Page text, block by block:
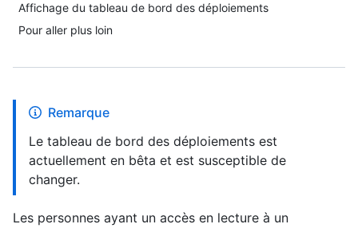
Affichage du tableau de bord des déploiements
Pour aller plus loin
Remarque
Le tableau de bord des déploiements est
actuellement en bêta et est susceptible de
changer.
Les personnes ayant un accès en lecture à un